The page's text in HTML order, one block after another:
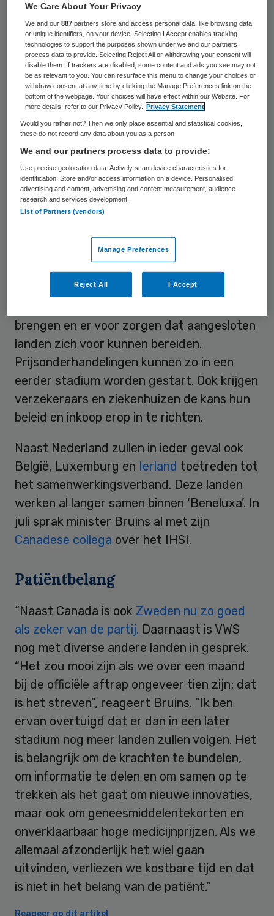
Zorg) en zijn Zweedse collega’s Lena
Hallengren en Maja Fjaestad (minister en
staatssecretaris van Gezondheid en Sociale
Zaken). De drie bewindspersonen spraken
op 4 september in Den Haag over recente
ontwikkelingen op het gebied van zorg en
geneesmiddelen.
Impactmeting
Minister Bruins is momenteel met meerdere
landen in gesprek over toetreding tot het
‘International Horizon Scanning Initiative’
Dit nieuwe samenwerkingsverband, dat in
oktober officieel van start gaat, moet
landen een integraal, wil de potentiële
brengen en er voor zorgen dat aangesloten
landen zich voor kunnen bereiden.
Prijsonderhandelingen kunnen zo in een
eerder stadium worden gestart. Ook krijgen
verzekeraars en ziekenhuizen de kans hun
beleid en inkoop erop in te richten.
Naast Nederland zullen in ieder geval ook
België, Luxemburg en Ierland toetreden tot
het samenwerkingsverband. Deze landen
werken al langer samen binnen ‘Beneluxa’. In
juli sprak minister Bruins al met zijn
Canadese collega over het IHSI.
Patiëntbelang
“Naast Canada is ook Zweden nu zo goed
als zeker van de partij. Daarnaast is VWS
nog met diverse andere landen in gesprek.
“Het zou mooi zijn als we over een maand
bij de officiële aftrap ongeveer tien zijn; dat
is het streven”, reageert Bruins. “Ik ben
ervan overtuigd dat er dan in een later
stadium nog meer landen zullen volgen. Het
is belangrijk om de krachten te bundelen,
om informatie te delen en om samen op te
trekken als het gaat om nieuwe innovaties,
maar ook om geneesmiddelentekorten en
onverklaarbaar hoge medicijnprijzen. Als we
allemaal afzonderlijk het wiel gaan
uitvinden, verliezen we kostbare tijd en dat
is niet in het belang van de patiënt.”
Reageer op dit artikel
We Care About Your Privacy
We and our887 partners store and access personal data, like browsing data
or unique identifiers, on your device. Selecting I Accept enables tracking
technologies to support the purposes shown under we and our partners
process data to provide. Selecting Reject All or withdrawing your consent will
disable them. If trackers are disabled, some content and ads you see may not
be as relevant to you. You can resurface this menu to change your choices or
withdraw consent at any time by clicking the Manage Preferences link on the
bottom of the webpage. Your choices will have effect within our Website. For
more details, refer to our Privacy Policy.
Privacy Statement
Would you rather not? Then we only place essential and statistical cookies,
these do not record any data about you as a person
We and our partners process data to provide:
Use precise geolocation data. Actively scan device characteristics for
identification. Store and/or access information on a device. Personalised
advertising and content, advertising and content measurement, audience
research and services development.
List of Partners (vendors)
Manage Preferences
Reject All I Accept